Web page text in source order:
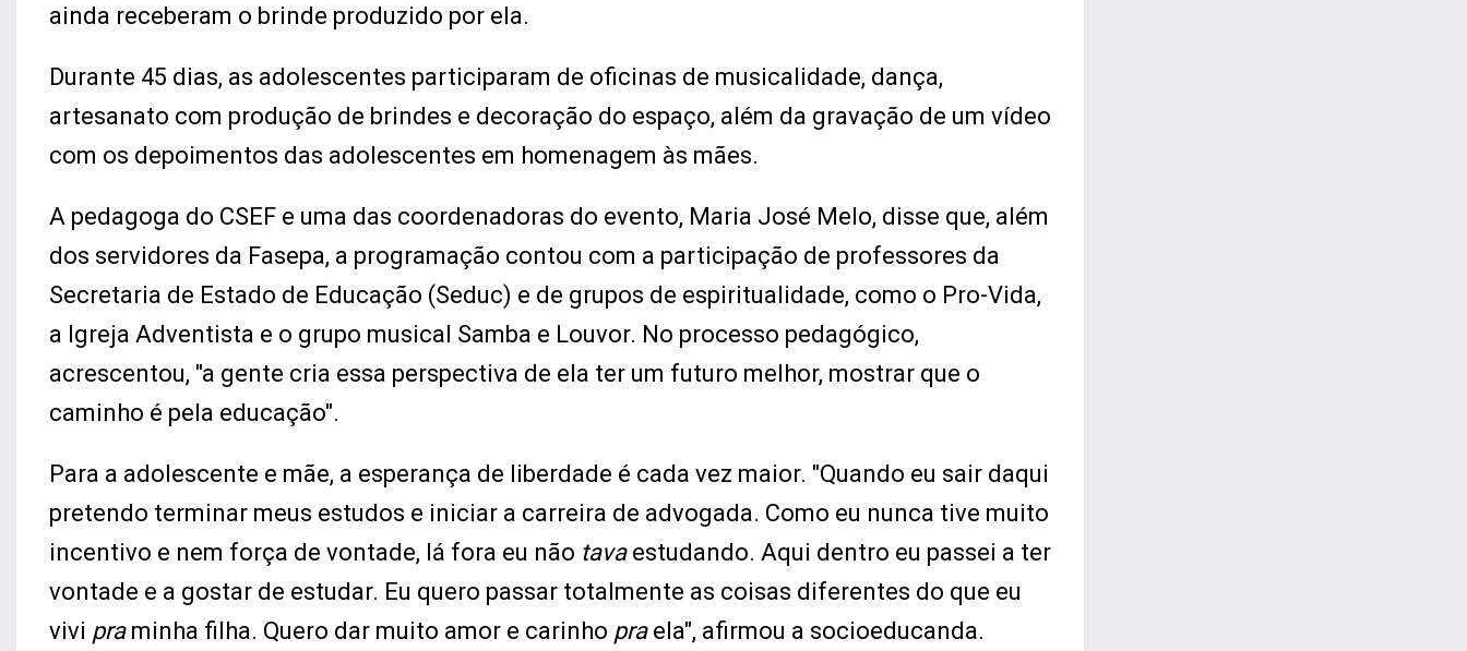
ainda receberam o brinde produzido por ela.
Durante 45 dias, as adolescentes participaram de oficinas de musicalidade, dança,
artesanato com produção de brindes e decoração do espaço, além da gravação de um vídeo
com os depoimentos das adolescentes em homenagem às mães.
A pedagoga do CSEF e uma das coordenadoras do evento, Maria José Melo, disse que, além
dos servidores da Fasepa, a programação contou com a participação de professores da
Secretaria de Estado de Educação (Seduc) e de grupos de espiritualidade, como o Pro-Vida,
a Igreja Adventista e o grupo musical Samba e Louvor. No processo pedagógico,
acrescentou, "a gente cria essa perspectiva de ela ter um futuro melhor, mostrar que o
caminho é pela educação".
Para a adolescente e mãe, a esperança de liberdade é cada vez maior. "Quando eu sair daqui
pretendo terminar meus estudos e iniciar a carreira de advogada. Como eu nunca tive muito
incentivo e nem força de vontade, lá fora eu não tavaestudando. Aqui dentro eu passei a ter
vontade e a gostar de estudar. Eu quero passar totalmente as coisas diferentes do que eu
vivi praminha filha. Quero dar muito amor e carinho praela", afirmou a socioeducanda.